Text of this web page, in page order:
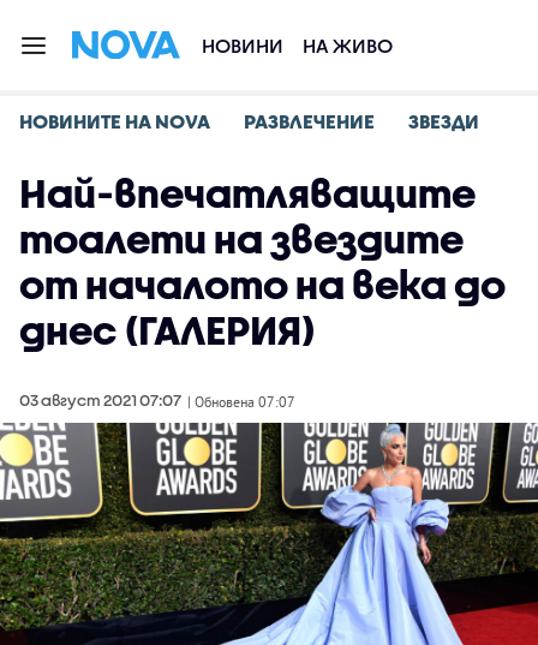
НОВИНИ НА ЖИВО
НОВИНИТЕ НА NOVA РАЗВЛЕЧЕНИЕ ЗВЕЗДИ
Най-впечатляващите
тоалети на звездите
от началото на века до
днес (ГАЛЕРИЯ)
03 август 2021 07:07 | Обновена 07:07